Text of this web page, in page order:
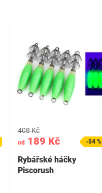
od189 Kč
408 Kč
-54 %
Rybářské háčky
Piscorush